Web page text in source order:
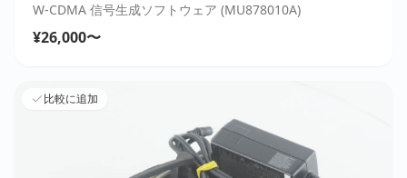
W-CDMA 信号生成ソフトウェア (MU878010A)
¥26,000〜
比較に追加